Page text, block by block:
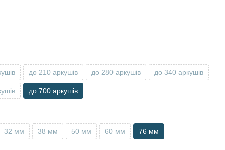
до 210 аркушів до 280 аркушів до 340 аркушів
до 700 аркушів
32 мм 38 мм 50 мм 60 мм 76 мм